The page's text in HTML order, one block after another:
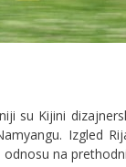
su Kijini
Izgled
na